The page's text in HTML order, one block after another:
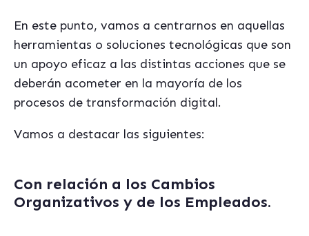
En este punto, vamos a centrarnos en aquellas
herramientas o soluciones tecnológicas que son
un apoyo eficaz a las distintas acciones que se
deberán acometer en la mayoría de los
procesos de transformación digital.
Vamos a destacar las siguientes:
Con relación a los Cambios
Organizativos y de los Empleados.